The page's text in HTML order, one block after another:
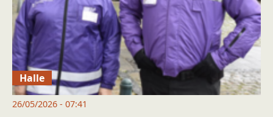
Halle
26/05/2026 - 07:41